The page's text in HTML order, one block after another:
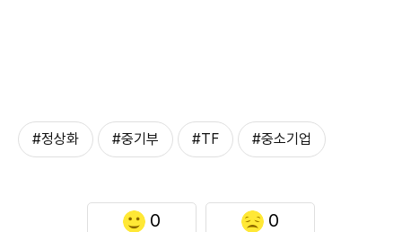
#정상화 #중기부 #TF #중소기업
0 0